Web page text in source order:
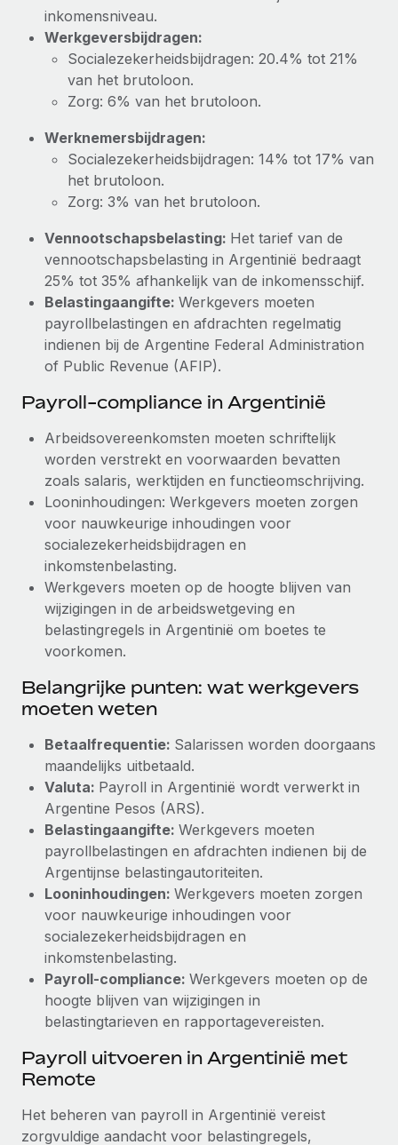
inkomensniveau.
Werkgeversbijdragen:
Socialezekerheidsbijdragen: 20.4% tot 21%
van het brutoloon.
Zorg: 6% van het brutoloon.
Werknemersbijdragen:
Socialezekerheidsbijdragen: 14% tot 17% van
het brutoloon.
Zorg: 3% van het brutoloon.
Vennootschapsbelasting: Het tarief van de
vennootschapsbelasting in Argentinië bedraagt
25% tot 35% afhankelijk van de inkomensschijf.
Belastingaangifte: Werkgevers moeten
payrollbelastingen en afdrachten regelmatig
indienen bij de Argentine Federal Administration
of Public Revenue (AFIP).
Payroll-compliance in Argentinië
Arbeidsovereenkomsten moeten schriftelijk
worden verstrekt en voorwaarden bevatten
zoals salaris, werktijden en functieomschrijving.
Looninhoudingen: Werkgevers moeten zorgen
voor nauwkeurige inhoudingen voor
socialezekerheidsbijdragen en
inkomstenbelasting.
Werkgevers moeten op de hoogte blijven van
wijzigingen in de arbeidswetgeving en
belastingregels in Argentinië om boetes te
voorkomen.
Belangrijke punten: wat werkgevers
moeten weten
Betaalfrequentie: Salarissen worden doorgaans
maandelijks uitbetaald.
Valuta: Payroll in Argentinië wordt verwerkt in
Argentine Pesos (ARS).
Belastingaangifte: Werkgevers moeten
payrollbelastingen en afdrachten indienen bij de
Argentijnse belastingautoriteiten.
Looninhoudingen: Werkgevers moeten zorgen
voor nauwkeurige inhoudingen voor
socialezekerheidsbijdragen en
inkomstenbelasting.
Payroll-compliance: Werkgevers moeten op de
hoogte blijven van wijzigingen in
belastingtarieven en rapportagevereisten.
Payroll uitvoeren in Argentinië met
Remote
Het beheren van payroll in Argentinië vereist
zorgvuldige aandacht voor belastingregels,